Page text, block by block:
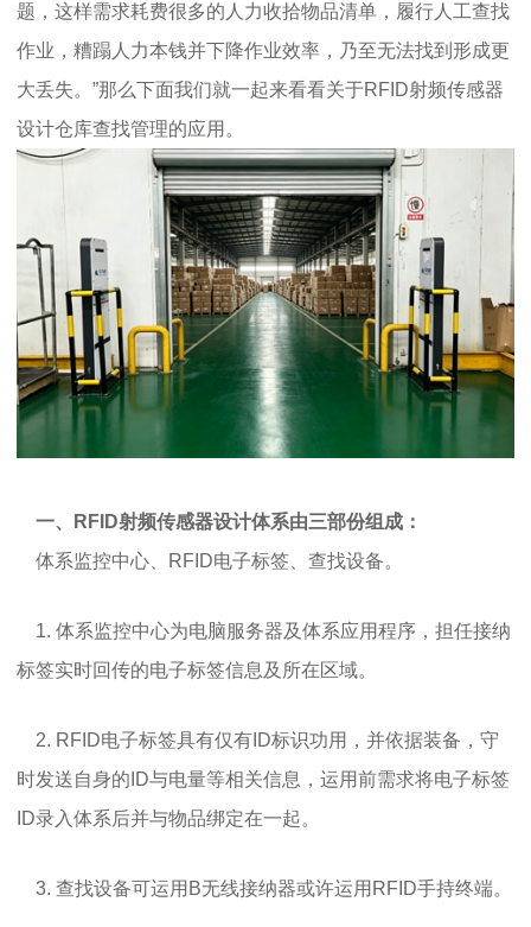
题，这样需求耗费很多的人力收拾物品清单，履行人工查找
作业，糟蹋人力本钱并下降作业效率，乃至无法找到形成更
大丢失。”那么下面我们就一起来看看关于RFID射频传感器
设计仓库查找管理的应用。
一、RFID射频传感器设计体系由三部份组成：
体系监控中心、RFID电子标签、查找设备。
1. 体系监控中心为电脑服务器及体系应用程序，担任接纳
标签实时回传的电子标签信息及所在区域。
2. RFID电子标签具有仅有ID标识功用，并依据装备，守
时发送自身的ID与电量等相关信息，运用前需求将电子标签
ID录入体系后并与物品绑定在一起。
3. 查找设备可运用B无线接纳器或许运用RFID手持终端。